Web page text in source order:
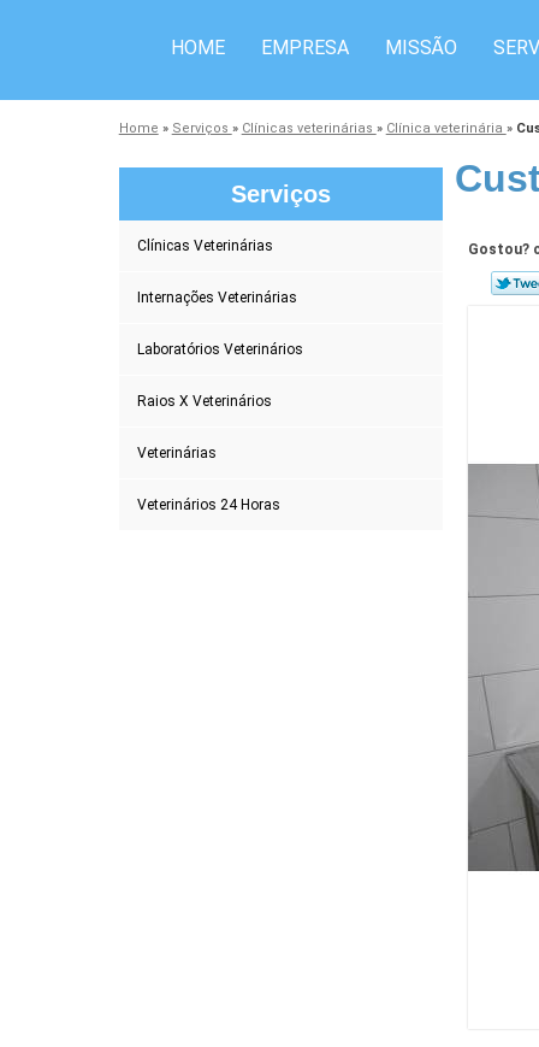
HOME EMPRESA MISSÃO
Home » Serviços » Clínicas veterinárias » Clínica veterinária »
Serviços
Clínicas Veterinárias
Internações Veterinárias
Laboratórios Veterinários
Raios X Veterinários
Veterinárias
Veterinários 24 Horas
Gostou?